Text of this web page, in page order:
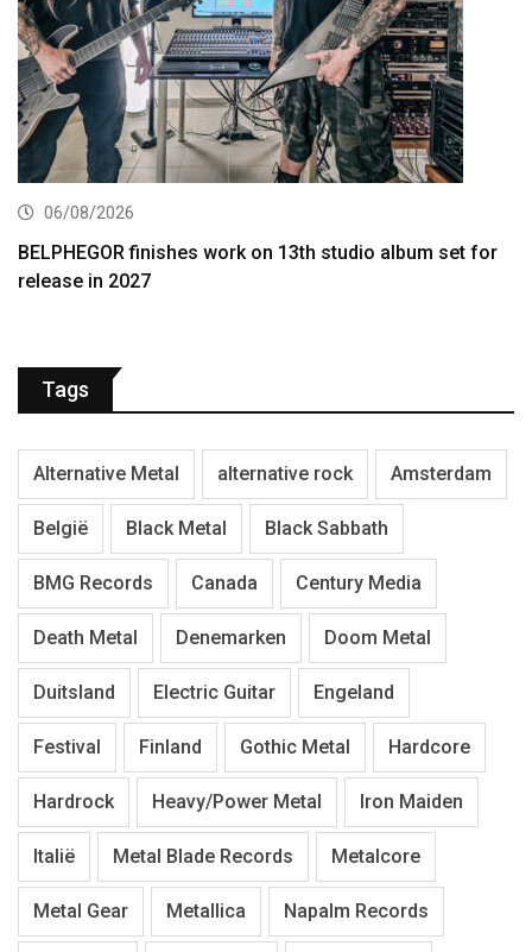
06/08/2026
BELPHEGOR finishes work on 13th studio album set for
release in 2027
Tags
Alternative Metal alternative rock Amsterdam
België Black Metal Black Sabbath
BMG Records Canada Century Media
Death Metal Denemarken Doom Metal
Duitsland Electric Guitar Engeland
Festival Finland Gothic Metal Hardcore
Hardrock Heavy/Power Metal Iron Maiden
Italië Metal Blade Records Metalcore
Metal Gear Metallica Napalm Records